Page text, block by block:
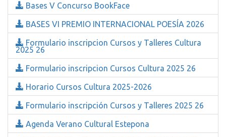
Bases V Concurso BookFace
BASES VI PREMIO INTERNACIONAL POESÍA 2026
Formulario inscripcion Cursos y Talleres Cultura
2025 26
Formulario inscripcion Cursos Cultura 2025 26
Horario Cursos Cultura 2025-2026
Formulario inscripción Cursos y Talleres 2025 26
Agenda Verano Cultural Estepona